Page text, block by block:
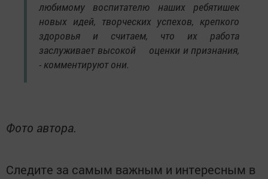
любимому воспитателю наших ребятишек
новых идей, творческих успехов, крепкого
здоровья и считаем, что их работа
заслуживает высокой оценки и признания,
- комментируют они.
Фото автора.
Следите за самым важным и интересным в